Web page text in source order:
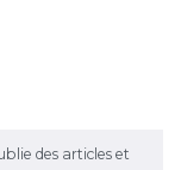
des articles et